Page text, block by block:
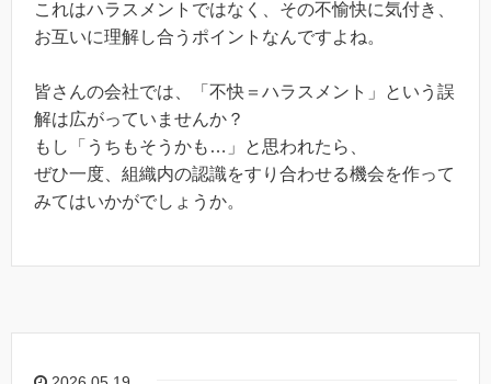
これはハラスメントではなく、その不愉快に気付き、
お互いに理解し合うポイントなんですよね。
皆さんの会社では、「不快＝ハラスメント」という誤
解は広がっていませんか？
もし「うちもそうかも…」と思われたら、
ぜひ一度、組織内の認識をすり合わせる機会を作って
みてはいかがでしょうか。